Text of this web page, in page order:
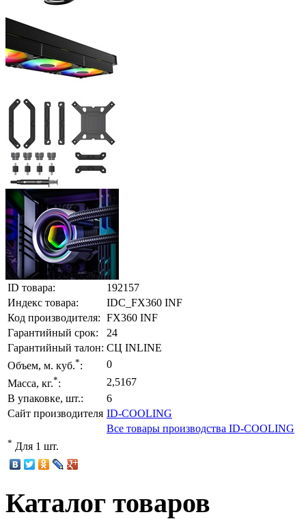
ID товара:
192157
Индекс товара:
IDC_FX360 INF
Код производителя: FX360 INF
Гарантийный срок:
24
Гарантийный талон: СЦ INLINE
Объем, м. куб.*:
0
Масса, кг.*:
2,5167
В упаковке, шт.:
6
Сайт производителя ID-COOLING
Все товары производства ID-COOLING
* Для 1 шт.
Каталог товаров